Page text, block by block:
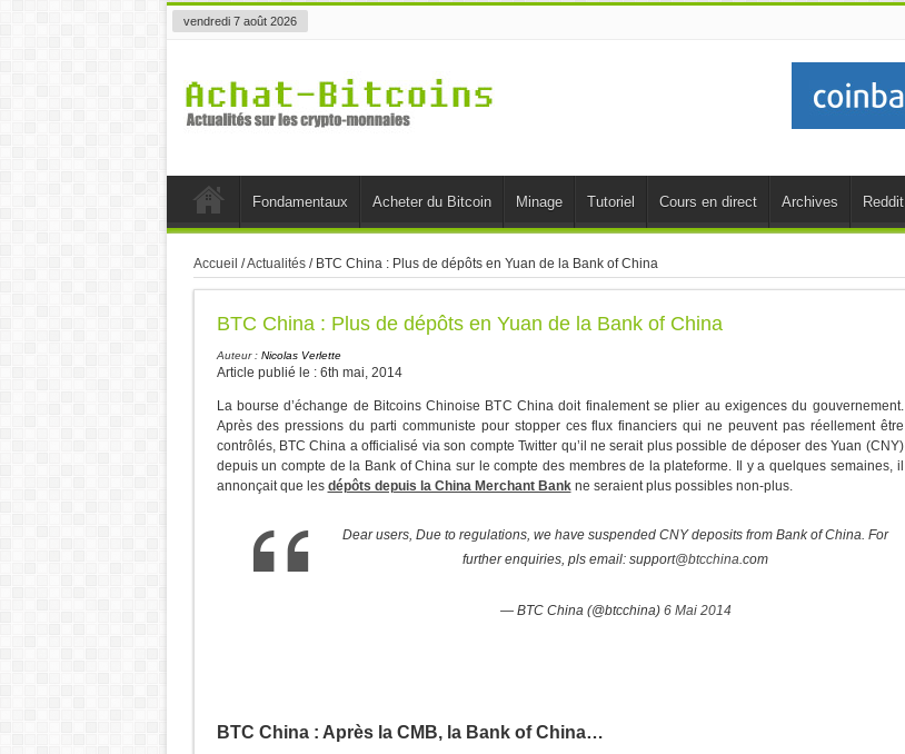
vendredi 7 août 2026
Fondamentaux Acheter du Bitcoin Minage Tutoriel Cours en direct Archives Reddit
Accueil /Actualités/ BTC China : Plus de dépôts en Yuan de la Bank of China
BTC China : Plus de dépôts en Yuan de la Bank of China
Auteur : Nicolas Verlette
Article publié le : 6th mai, 2014
La bourse d’échange de Bitcoins Chinoise BTC China doit finalement se plier au exigences du gouvernement.
Après des pressions du parti communiste pour stopper ces flux financiers qui ne peuvent pas réellement être
contrôlés, BTC China a officialisé via son compte Twitter qu’il ne serait plus possible de déposer des Yuan (CNY)
depuis un compte de la Bank of China sur le compte des membres de la plateforme. Il y a quelques semaines, il
annonçait que les dépôts depuis la China Merchant Bankne seraient plus possibles non-plus.
Dear users, Due to regulations, we have suspended CNY deposits from Bank of China. For
further enquiries, pls email: support@btcchina.com
— BTC China (@btcchina) 6 Mai 2014
BTC China : Après la CMB, la Bank of China…